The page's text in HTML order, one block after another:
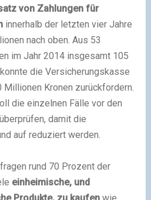
von Zahlungen für
innerhalb der letzten vier Jahre
nach oben. Aus 53
im Jahr 2014 insgesamt 105
die Versicherungskasse
Millionen Kronen zurückfordern.
die einzelnen Fälle vor den
damit die
auf reduziert werden.
rund 70 Prozent der
einheimische, und